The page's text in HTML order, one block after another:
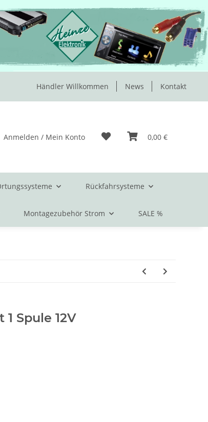
Händler Willkommen News Kontakt
Anmelden / Mein Konto 0,00 €
Rückfahrsysteme
Montagezubehör Strom SALE %
Spule 12V